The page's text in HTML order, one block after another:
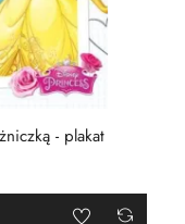
- plakat